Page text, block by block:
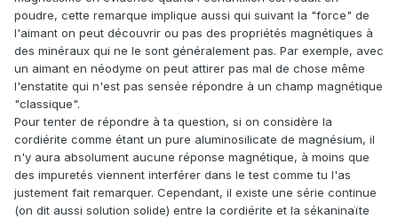
poudre, cette remarque implique aussi qui suivant la "force" de
l'aimant on peut découvrir ou pas des propriétés magnétiques à
des minéraux qui ne le sont généralement pas. Par exemple, avec
un aimant en néodyme on peut attirer pas mal de chose même
l'enstatite qui n'est pas sensée répondre à un champ magnétique
"classique".
Pour tenter de répondre à ta question, si on considère la
cordiérite comme étant un pure aluminosilicate de magnésium, il
n'y aura absolument aucune réponse magnétique, à moins que
des impuretés viennent interférer dans le test comme tu l'as
justement fait remarquer. Cependant, il existe une série continue
(on dit aussi solution solide) entre la cordiérite et la sékaninaïte